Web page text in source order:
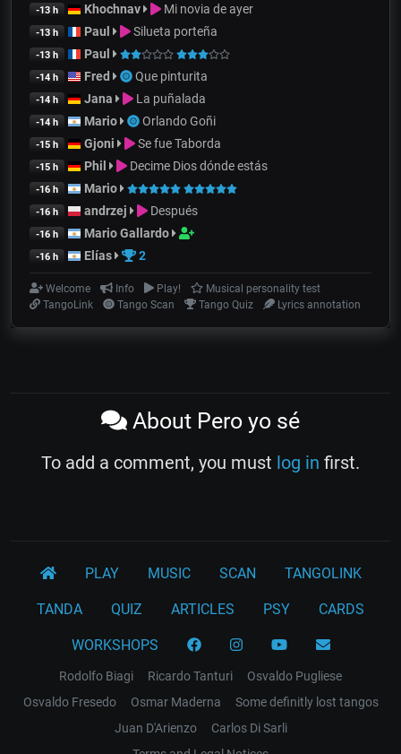
-13 h Khochnav Mi novia de ayer
-13 h Paul Silueta porteña
-13 h Paul
-14 h Fred Que pinturita
-14 h Jana La puñalada
-14 h Mario Orlando Goñi
-15 h Gjoni Se fue Taborda
-15 h Phil Decime Dios dónde estás
-16 h Mario
-16 h andrzej Después
-16 h Mario Gallardo
-16 h Elías 2
Welcome Info Play!
Musical personality test
TangoLink
Tango Scan Tango Quiz Lyrics annotation
About Pero yo sé
To add a comment, you must log in first.
PLAY MUSIC SCAN TANGOLINK
TANDA QUIZ ARTICLES PSY CARDS
WORKSHOPS
Rodolfo Biagi Ricardo Tanturi
Osvaldo Pugliese
Osvaldo Fresedo
Osmar Maderna
Some definitly lost tangos
Juan D'Arienzo
Carlos Di Sarli